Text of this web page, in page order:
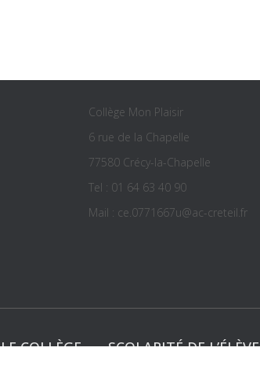
Collège Mon Plaisir
6 rue de la Chapelle
77580 Crécy-la-Chapelle
Tel : 01 64 63 40 90
Mail : ce.0771667u@ac-creteil.fr
LE COLLÈGE SCOLARITÉ DE L’ÉLÈVE